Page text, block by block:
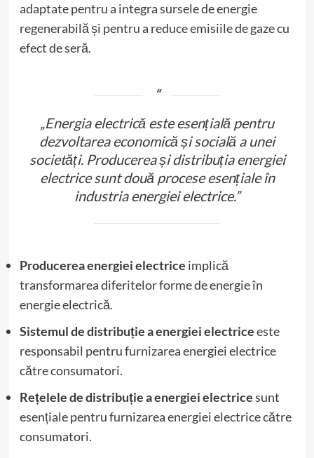
adaptate pentru a integra sursele de energie
regenerabilă și pentru a reduce emisiile de gaze cu
efect de seră.
„Energia electrică este esențială pentru
dezvoltarea economică și socială a unei
societăți. Producerea și distribuția energiei
electrice sunt două procese esențiale în
industria energiei electrice.”
Producerea energiei electrice implică
transformarea diferitelor forme de energie în
energie electrică.
Sistemul de distribuție a energiei electriceeste
responsabil pentru furnizarea energiei electrice
către consumatori.
Rețelele de distribuție a energiei electricesunt
esențiale pentru furnizarea energiei electrice către
consumatori.